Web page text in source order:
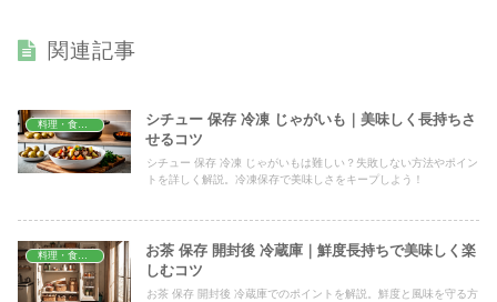
関連記事
料理・食材保存
シチュー 保存 冷凍 じゃがいも｜美味しく長持ちさ
せるコツ
シチュー 保存 冷凍 じゃがいもは難しい？失敗しない方法やポイン
トを詳しく解説。冷凍保存で美味しさをキープしよう！
料理・食材保存
お茶 保存 開封後 冷蔵庫｜鮮度長持ちで美味しく楽
しむコツ
お茶 保存 開封後 冷蔵庫でのポイントを解説。鮮度と風味を守る方